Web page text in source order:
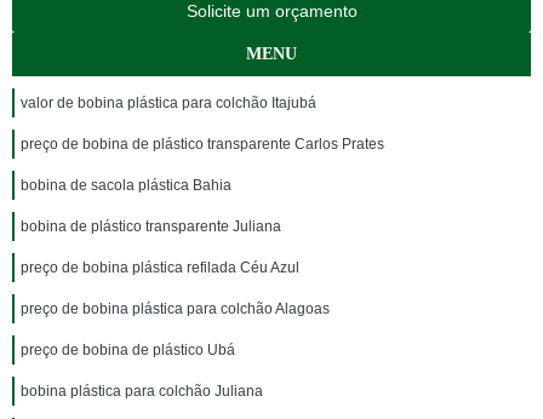
Solicite um orçamento
MENU
valor de bobina plástica para colchão Itajubá
preço de bobina de plástico transparente Carlos Prates
bobina de sacola plástica Bahia
bobina de plástico transparente Juliana
preço de bobina plástica refilada Céu Azul
preço de bobina plástica para colchão Alagoas
preço de bobina de plástico Ubá
bobina plástica para colchão Juliana